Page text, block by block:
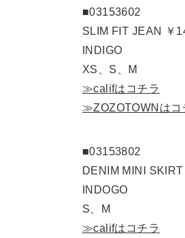
■03153602
SLIM FIT JEAN ￥
INDIGO
XS、S、M
≫califはコチラ
≫ZOZOTOWNはコ
■03153802
DENIM MINI
INDOGO
S、M
≫califはコチラ